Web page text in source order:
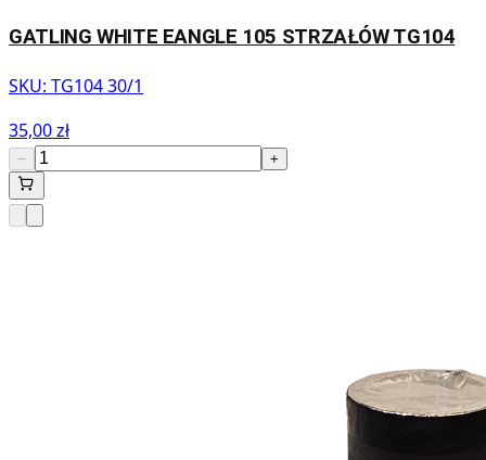
GATLING WHITE EANGLE 105 STRZAŁÓW TG104
SKU: TG104 30/1
35,00 zł
− +